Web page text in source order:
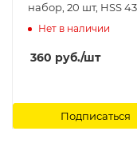
набор, 20 шт, HSS
нет покрытия Jas
Нет в наличии
360 руб./шт
Подписаться